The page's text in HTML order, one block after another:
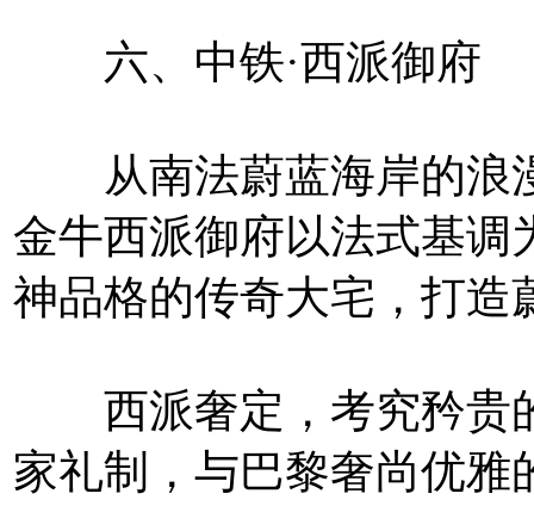
六、中铁·西派御府
从南法蔚蓝海岸的浪
金牛西派御府以法式基调
神品格的传奇大宅，打造
西派奢定，考究矜贵
家礼制，与巴黎奢尚优雅